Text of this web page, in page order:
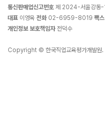
통신판매업신고번호 제 2024-서울강동-
대표 이영욱 전화02-6959-8019 팩스
개인정보 보호책임자전덕수
Copyright © 한국직업교육평가개발